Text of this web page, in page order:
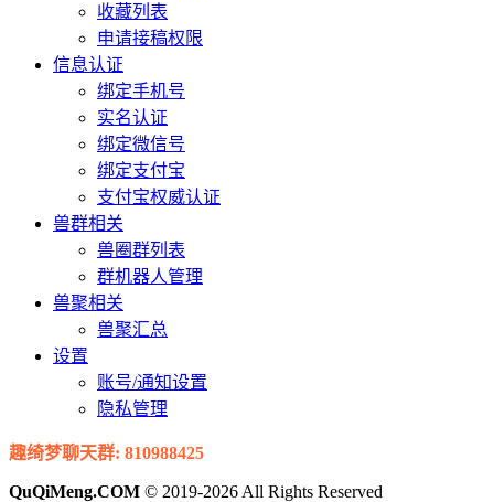
收藏列表
申请接稿权限
信息认证
绑定手机号
实名认证
绑定微信号
绑定支付宝
支付宝权威认证
兽群相关
兽圈群列表
群机器人管理
兽聚相关
兽聚汇总
设置
账号/通知设置
隐私管理
趣绮梦聊天群: 810988425
QuQiMeng.COM © 2019-2026 All Rights Reserved